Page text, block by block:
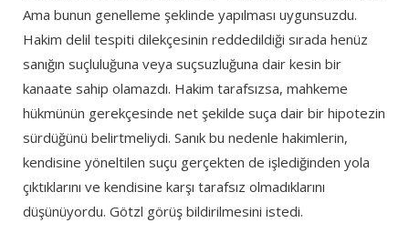
Ama bunun genelleme şeklinde yapılması uygunsuzdu.
Hakim delil tespiti dilekçesinin reddedildiği sırada henüz
sanığın suçluluğuna veya suçsuzluğuna dair kesin bir
kanaate sahip olamazdı. Hakim tarafsızsa, mahkeme
hükmünün gerekçesinde net şekilde suça dair bir hipotezin
sürdüğünü belirtmeliydi. Sanık bu nedenle hakimlerin,
kendisine yöneltilen suçu gerçekten de işlediğinden yola
çıktıklarını ve kendisine karşı tarafsız olmadıklarını
düşünüyordu. Götzl görüş bildirilmesini istedi.